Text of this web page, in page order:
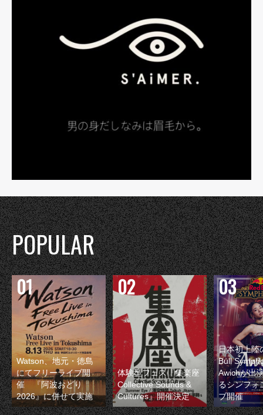
POPULAR
Watson、地元・徳島
にてフリーライブ開
催 『阿波おどり
2026』に併せて実施
体験型フェス『集楽座
Collective Sounds &
Cultures』開催決定
日本初上陸
Bull
Awichが出
るシンフォ
ブ開催